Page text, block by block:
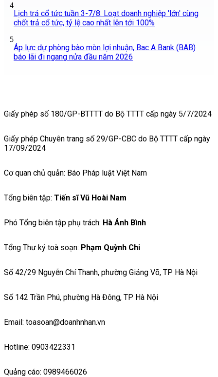
4
Lịch trả cổ tức tuần 3-7/8: Loạt doanh nghiệp 'lớn' cùng
chốt trả cổ tức, tỷ lệ cao nhất lên tới 100%
5
Áp lực dự phòng bào mòn lợi nhuận, Bac A Bank (BAB)
báo lãi đi ngang nửa đầu năm 2026
Giấy phép số 180/GP-BTTTT do Bộ TTTT cấp ngày 5/7/2024
Giấy phép Chuyên trang số 29/GP-CBC do Bộ TTTT cấp ngày
17/09/2024
Cơ quan chủ quản: Báo Pháp luật Việt Nam
Tổng biên tập: Tiến sĩ Vũ Hoài Nam
Phó Tổng biên tập phụ trách: Hà Ánh Bình
Tổng Thư ký toà soạn: Phạm Quỳnh Chi
Số 42/29 Nguyễn Chí Thanh, phường Giảng Võ, TP Hà Nội
Số 142 Trần Phú, phường Hà Đông, TP Hà Nội
Email: toasoan@doanhnhan.vn
Hotline: 0903422331
Quảng cáo: 0989466026